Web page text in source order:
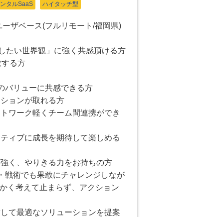
タルSaaS ハイタッチ型
ザベース(フルリモート/福岡県)
たい世界観」に強く共感頂ける方
る方
バリューに共感できる方
ョンが取れる方
ワーク軽くチーム間連携ができ
ィブに成長を期待して楽しめる
く、やりきる力をお持ちの方
戦術でも果敢にチャレンジしなが
く考えて止まらず、アクション
て最適なソリューションを提案